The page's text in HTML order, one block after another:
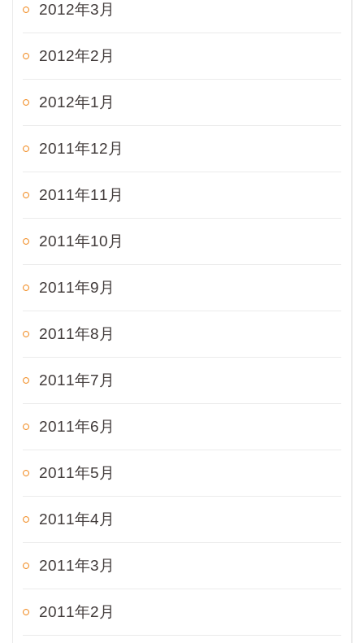
2012年3月
2012年2月
2012年1月
2011年12月
2011年11月
2011年10月
2011年9月
2011年8月
2011年7月
2011年6月
2011年5月
2011年4月
2011年3月
2011年2月